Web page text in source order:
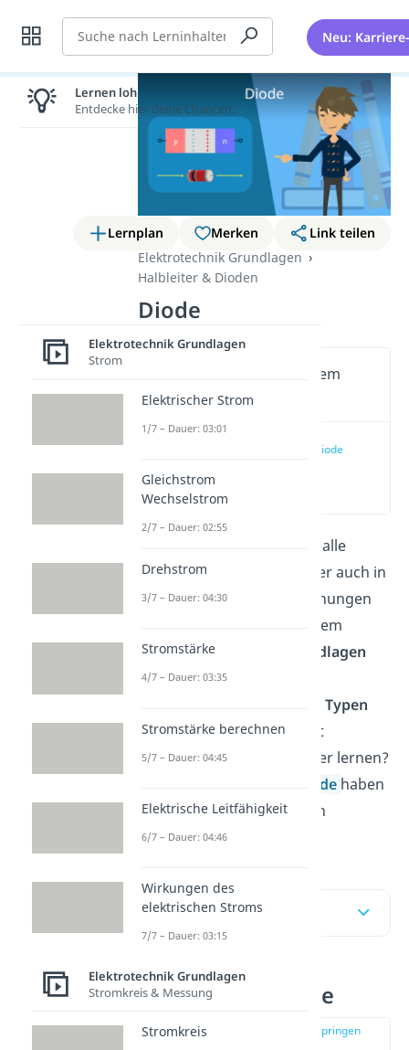
Suche Neu:
Lernplan Merken
Link teilen
Elektrotechnik Grundlagen
Halbleiter & Dioden
Diode
Wichtige Inhalte in diesem
Video
Was ist eine Diode
für alle
möglichen Ladegeräte, aber auch in
der Beleuchtung von Wohnungen
wird sie eingesetzt. In diesem
Beitrag lernst du die
Grundlagen
kennen und erhältst einen
Überblick der wichtigsten Typen
von Dioden . Du kannst mit
animierten Videos einfacher lernen?
Diode haben
wir ein tolles Video für dich
vorbereitet.
Inhaltsübersicht
Was ist eine Diode
zur Stelle im Video springen
Lernen lohnt sich!
Entdecke hier deine Chancen.
Elektrotechnik Grundlagen
Strom
Elektrischer Strom
1/7 – Dauer: 03:01
Gleichstrom
Wechselstrom
2/7 – Dauer: 02:55
Drehstrom
3/7 – Dauer: 04:30
Stromstärke
4/7 – Dauer: 03:35
Stromstärke berechnen
5/7 – Dauer: 04:45
Elektrische Leitfähigkeit
6/7 – Dauer: 04:46
Wirkungen des
elektrischen Stroms
7/7 – Dauer: 03:15
Elektrotechnik Grundlagen
Stromkreis & Messung
Stromkreis